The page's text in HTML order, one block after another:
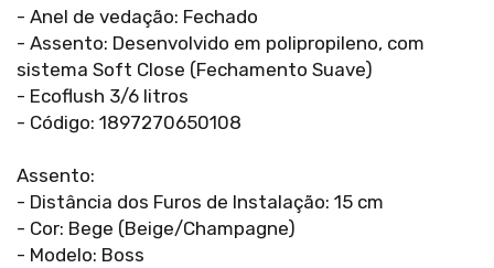
- Anel de vedação: Fechado
- Assento: Desenvolvido em polipropileno, com
sistema Soft Close (Fechamento Suave)
- Ecoflush 3/6 litros
- Código: 1897270650108
Assento:
- Distância dos Furos de Instalação: 15 cm
- Cor: Bege (Beige/Champagne)
- Modelo: Boss